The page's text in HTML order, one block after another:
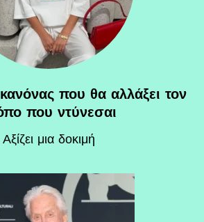
που θα αλλάξει τον
που ντύνεσαι
Αξίζει μια δοκιμή